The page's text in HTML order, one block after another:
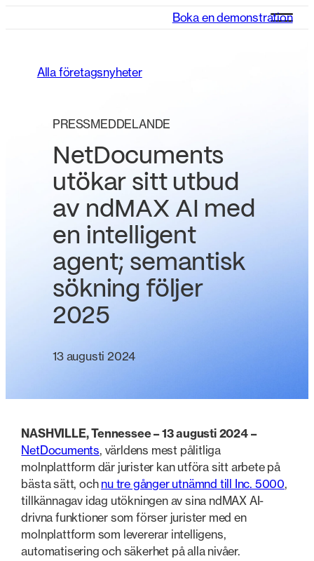
Boka en demonstration
Alla företagsnyheter
PRESSMEDDELANDE
NetDocuments
utökar sitt utbud
av ndMAX AI med
en intelligent
agent; semantisk
sökning följer
2025
13 augusti 2024
NASHVILLE, Tennessee – 13 augusti 2024 –
NetDocuments, världens mest pålitliga
molnplattform där jurister kan utföra sitt arbete på
bästa sätt, och nu tre gånger utnämnd till Inc. 5000,
tillkännagav idag utökningen av sina ndMAX AI-
drivna funktioner som förser jurister med en
molnplattform som levererar intelligens,
automatisering och säkerhet på alla nivåer.